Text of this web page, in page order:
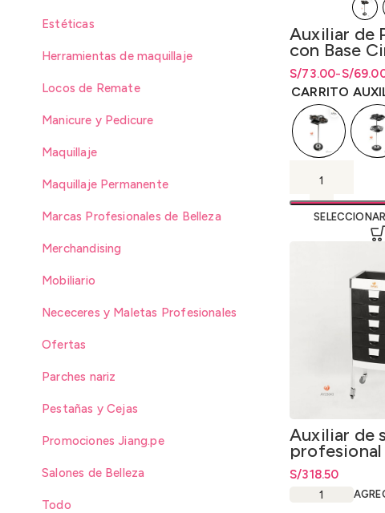
Estéticas
Herramientas de maquillaje
Locos de Remate
Manicure y Pedicure
Maquillaje
Maquillaje Permanente
Marcas Profesionales de Belleza
Merchandising
Mobiliario
Nececeres y Maletas Profesionales
Ofertas
Parches nariz
Pestañas y Cejas
Promociones Jiang.pe
Salones de Belleza
Todo
Auxiliar de
con Base
S/
-
S/73.00
Rango de
S/69.00 hasta
Rango de
S/69.00hastaS/
CARRITO
Auxiliar de
Group con
360°
S/318.50